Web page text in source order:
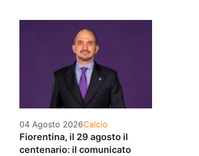
04 Agosto 2026Categorie
Calcio
Fiorentina, il 29 agosto il
centenario: il comunicato